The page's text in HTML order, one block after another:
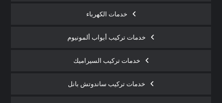
خدمات الكهرباء
خدمات تركيب أبواب ألمونيوم
خدمات تركيب السيراميك
خدمات تركيب ساندوتش بانل